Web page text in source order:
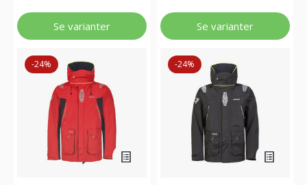
Se varianter Se varianter
-24% -24%